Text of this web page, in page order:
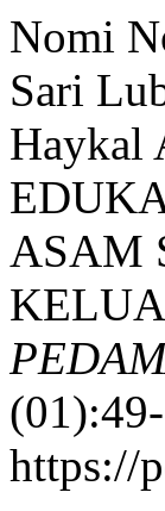
Nomi
Sari
Haykal
ASAM
https://